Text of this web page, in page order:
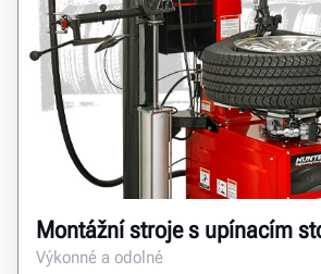
Montážní stroje s upínacím
Výkonné a odolné